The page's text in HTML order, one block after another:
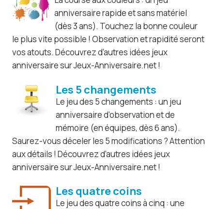
anniversaire rapide et sans matériel
(dès 3 ans). Touchez la bonne couleur
le plus vite possible ! Observation et rapidité seront
vos atouts. Découvrez d’autres idées jeux
anniversaire sur Jeux-Anniversaire.net !
Les 5 changements
Le jeu des 5 changements : un jeu
anniversaire d’observation et de
mémoire (en équipes, dès 6 ans).
Saurez-vous déceler les 5 modifications ? Attention
aux détails ! Découvrez d’autres idées jeux
anniversaire sur Jeux-Anniversaire.net !
Les quatre coins
Le jeu des quatre coins à cinq : une